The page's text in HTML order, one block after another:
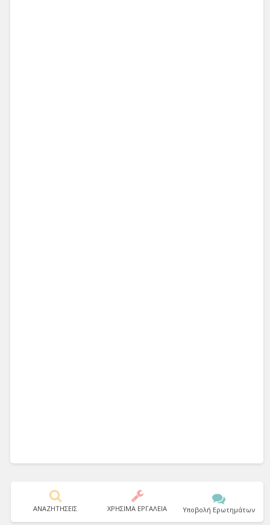
ΑΝΑΖΗΤΗΣΕΙΣ ΧΡΗΣΙΜΑ ΕΡΓΑΛΕΙΑ Υποβολή Ερωτημάτων